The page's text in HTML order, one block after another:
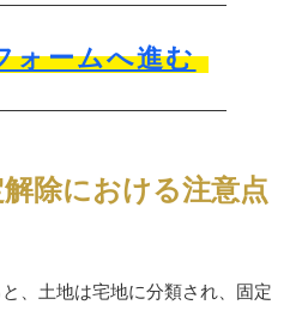
ォームへ進む
除における注意点
、土地は宅地に分類され、固定